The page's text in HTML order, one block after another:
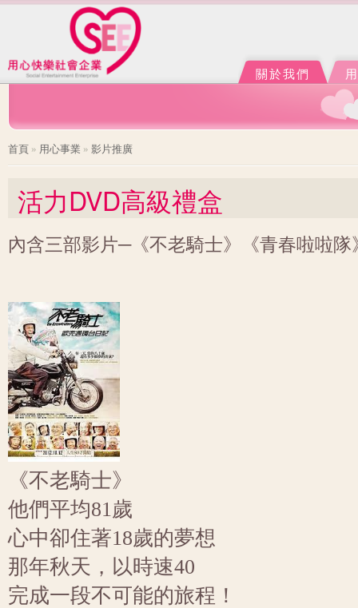
關於我們
您在這裡
首頁 » 用心事業 » 影片推廣
活力DVD高級禮盒
內含三部影片─《不老騎士》《青春啦啦
《不老騎士》
他們平均81歲
心中卻住著18歲的夢想
那年秋天，以時速40
完成一段不可能的旅程！